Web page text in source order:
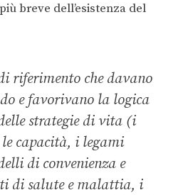
breve dell’esistenza del
riferimento che davano
e favorivano la logica
strategie di vita (i
capacità, i legami
di convenienza e
di salute e malattia, i